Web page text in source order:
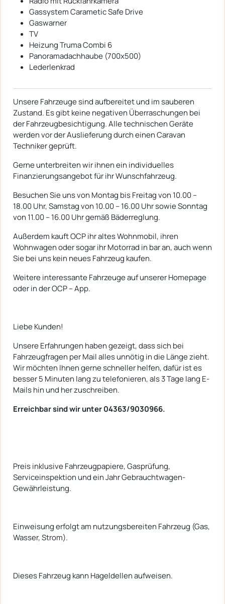
Gassystem Carametic Safe Drive
Gaswarner
TV
Heizung Truma Combi 6
Panoramadachhaube (700x500)
Lederlenkrad
Unsere Fahrzeuge sind aufbereitet und im sauberen
Zustand. Es gibt keine negativen Überraschungen bei
der Fahrzeugbesichtigung. Alle technischen Geräte
werden vor der Auslieferung durch einen Caravan
Techniker geprüft.
Gerne unterbreiten wir ihnen ein individuelles
Finanzierungsangebot für ihr Wunschfahrzeug.
Besuchen Sie uns von Montag bis Freitag von 10.00 –
18.00 Uhr, Samstag von 10.00 – 16.00 Uhr sowie Sonntag
von 11.00 – 16.00 Uhr gemäß Bäderreglung.
Außerdem kauft OCP ihr altes Wohnmobil, ihren
Wohnwagen oder sogar ihr Motorrad in bar an, auch wenn
Sie bei uns kein neues Fahrzeug kaufen.
Weitere interessante Fahrzeuge auf unserer Homepage
oder in der OCP – App.
Liebe Kunden!
Unsere Erfahrungen haben gezeigt, dass sich bei
Fahrzeugfragen per Mail alles unnötig in die Länge zieht.
Wir möchten Ihnen gerne schneller helfen, dafür ist es
besser 5 Minuten lang zu telefonieren, als 3 Tage lang E-
Mails hin und her zuschreiben.
Erreichbar sind wir unter 04363/9030966.
Preis inklusive Fahrzeugpapiere, Gasprüfung,
Serviceinspektion und ein Jahr Gebrauchtwagen-
Gewährleistung.
Einweisung erfolgt am nutzungsbereiten Fahrzeug (Gas,
Wasser, Strom).
Dieses Fahrzeug kann Hageldellen aufweisen.